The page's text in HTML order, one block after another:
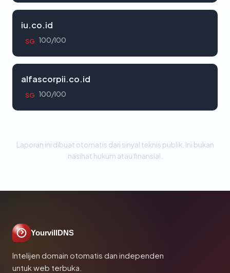
iu.co.id
SG 100/100
alfascorpii.co.id
SG 100/100
Laporan ini dibuat otomatis dari sinyal teknis publik. Ini bukan
nasihat hukum atau finansial.
YourvillDNS
Intelijen domain otomatis dan independen
untuk web terbuka.